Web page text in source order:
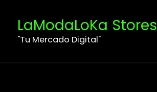
contenidoLaModaLoKa Stores
"Tu Mercado Digital"
últimos